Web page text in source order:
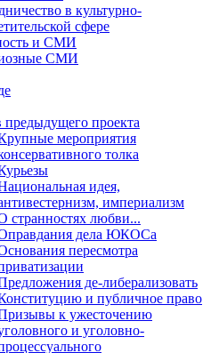
в культурно-
сфере
и СМИ
СМИ
проекта
мероприятия
толка
идея,
империализм
странностях любви...
дела ЮКОСа
пересмотра
де-либерализовать
и публичное право
к ужесточению
и уголовно-